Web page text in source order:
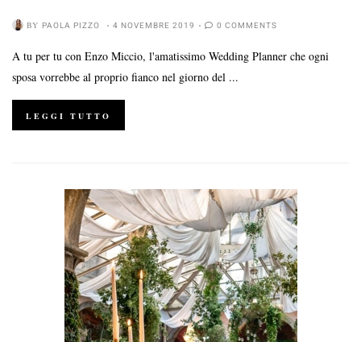
BY PAOLA PIZZO 4 NOVEMBRE 2019 0 COMMENTS
A tu per tu con Enzo Miccio, l'amatissimo Wedding Planner che ogni
sposa vorrebbe al proprio fianco nel giorno del ...
LEGGI TUTTO